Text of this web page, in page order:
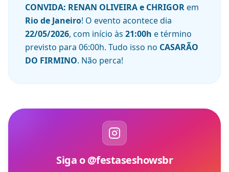
CONVIDA: RENAN OLIVEIRA e CHRIGORem
Rio de Janeiro! O evento acontece dia
22/05/2026, com início às 21:00h e término
previsto para 06:00h. Tudo isso no CASARÃO
DO FIRMINO. Não perca!
Siga o @festaseshowsbr